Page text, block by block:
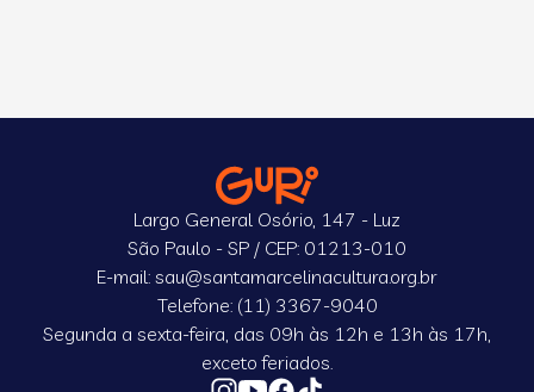
Largo General Osório, 147 - Luz
São Paulo - SP / CEP: 01213-010
E-mail: sau@santamarcelinacultura.org.br
Telefone: (11) 3367-9040
Segunda a sexta-feira, das 09h às 12h e 13h às 17h,
exceto feriados.